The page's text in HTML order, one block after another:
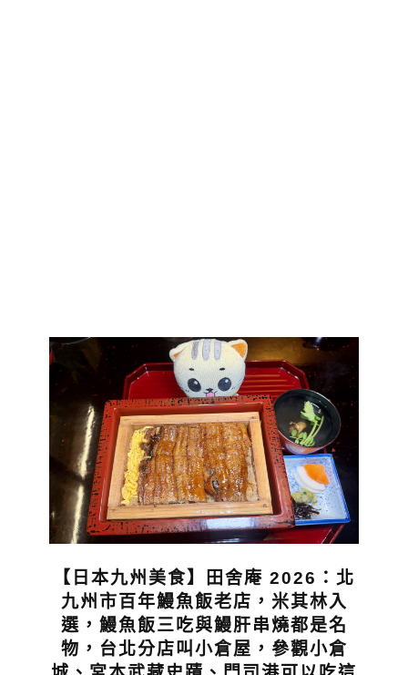
【日本九州美食】田舍庵 2026：北
九州市百年鰻魚飯老店，米其林入
選，鰻魚飯三吃與鰻肝串燒都是名
物，台北分店叫小倉屋，參觀小倉